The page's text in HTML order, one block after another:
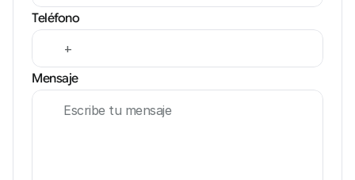
Teléfono
Mensaje